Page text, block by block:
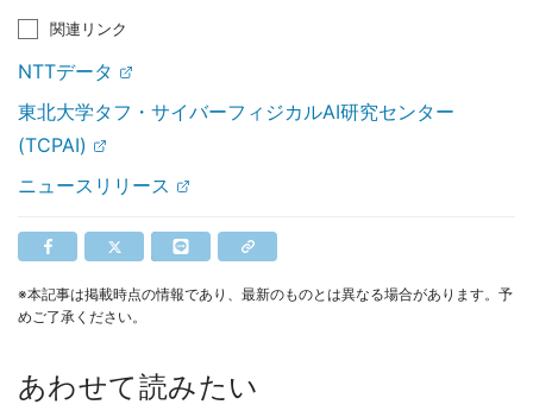
関連リンク
NTTデータ
東北大学タフ・サイバーフィジカルAI研究センター
(TCPAI)
ニュースリリース
※本記事は掲載時点の情報であり、最新のものとは異なる場合があります。予
めご了承ください。
あわせて読みたい